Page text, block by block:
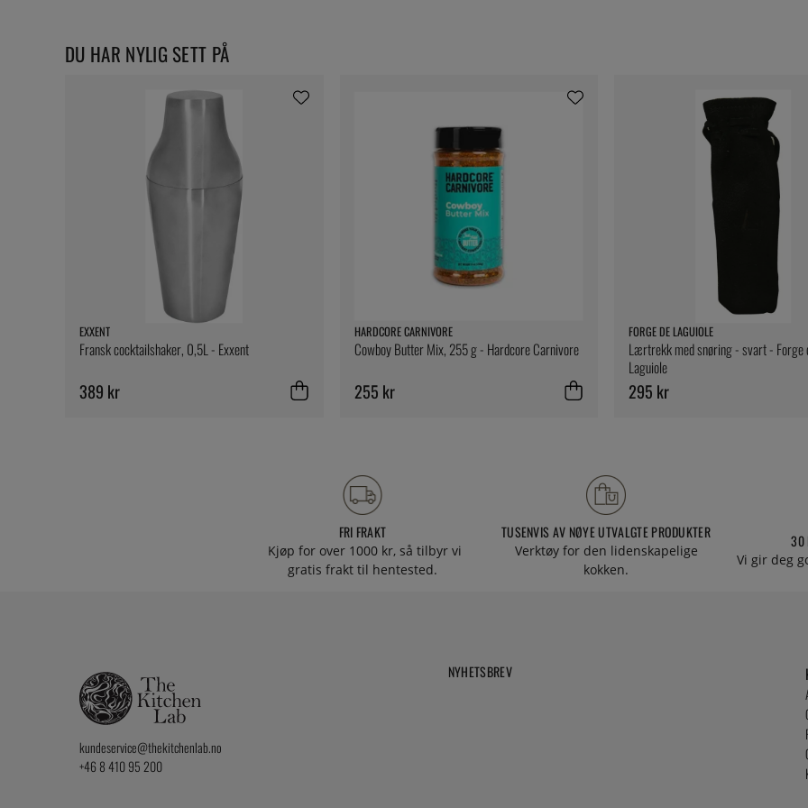
DU HAR NYLIG SETT PÅ
EXXENT
Fransk cocktailshaker, 0,5L - Exxent
389 kr
HARDCORE CARNIVORE
Cowboy Butter Mix, 255 g - Hardcore Carnivore
255 kr
FORGE DE LAGUIOLE
Lærtrekk med snøring - svart - Forge
Laguiole
295 kr
FRI FRAKT
Kjøp for over 1000 kr, så tilbyr vi
gratis frakt til hentested.
TUSENVIS AV NØYE UTVALGTE PRODUKTER
Verktøy for den lidenskapelige
kokken.
30
Vi gir deg
kundeservice@thekitchenlab.no
+46 8 410 95 200
NYHETSBREV